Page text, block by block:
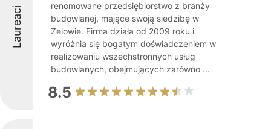
Laureaci
renomowane przedsiębiorstwo z branży
budowlanej, mające swoją siedzibę w
Zelowie. Firma działa od 2009 roku i
wyróżnia się bogatym doświadczeniem w
realizowaniu wszechstronnych usług
budowlanych, obejmujących zarówno ...
8.5